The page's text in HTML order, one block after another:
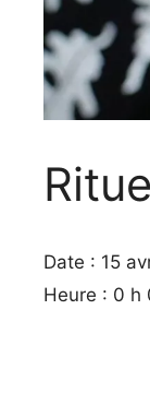
Date : 15
Heure : 0 h